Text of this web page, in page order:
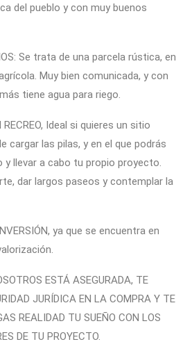
del pueblo y con muy buenos
Se trata de una parcela rústica, en
Muy bien comunicada, y con
tiene agua para riego.
RECREO, Ideal si quieres un sitio
cargar las pilas, y en el que podrás
llevar a cabo tu propio proyecto.
dar largos paseos y contemplar la
ya que se encuentra en
ESTÁ ASEGURADA, TE
JURÍDICA EN LA COMPRA Y TE
REALIDAD TU SUEÑO CON LOS
DE TU PROYECTO.